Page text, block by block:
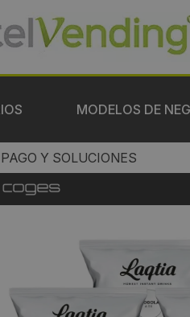
MODELOS DE
Y SOLUCIONES